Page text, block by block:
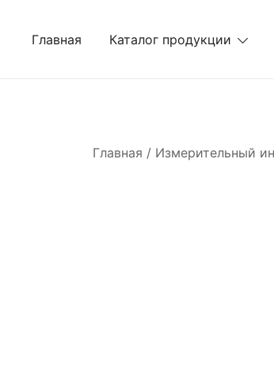
Главная Каталог продукции
Главная / Измерительный